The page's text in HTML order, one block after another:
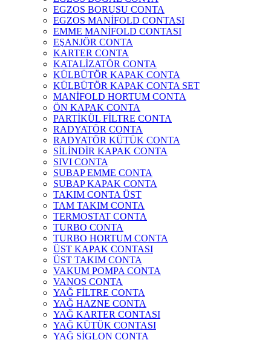
EGZOS BORUSU CONTA
EGZOS MANİFOLD CONTASI
EMME MANİFOLD CONTASI
EŞANJÖR CONTA
KARTER CONTA
KATALİZATÖR CONTA
KÜLBÜTÖR KAPAK CONTA
KÜLBÜTÖR KAPAK CONTA SET
MANİFOLD HORTUM CONTA
ÖN KAPAK CONTA
PARTİKÜL FİLTRE CONTA
RADYATÖR CONTA
RADYATÖR KÜTÜK CONTA
SİLİNDİR KAPAK CONTA
SIVI CONTA
SUBAP EMME CONTA
SUBAP KAPAK CONTA
TAKIM CONTA ÜST
TAM TAKIM CONTA
TERMOSTAT CONTA
TURBO CONTA
TURBO HORTUM CONTA
ÜST KAPAK CONTASI
ÜST TAKIM CONTA
VAKUM POMPA CONTA
VANOS CONTA
YAĞ FİLTRE CONTA
YAĞ HAZNE CONTA
YAĞ KARTER CONTASI
YAĞ KÜTÜK CONTASI
YAĞ SİGLON CONTA